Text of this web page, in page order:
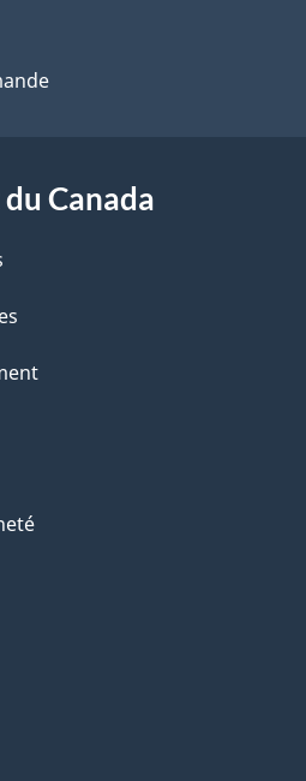
Canada